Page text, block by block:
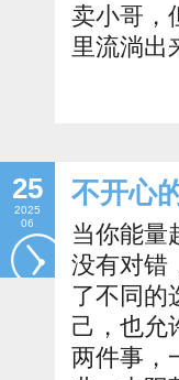
卖小哥，
里流淌出
25
2025
06
不开心
当你能量
没有对错
了不同的
己，也允
两件事，